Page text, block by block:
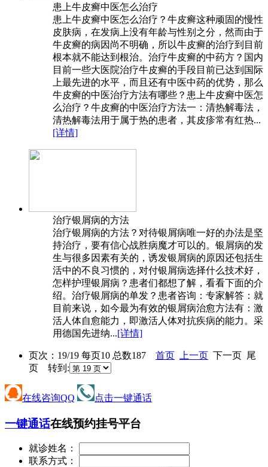
患上牛皮癣中医怎么治疗
患上牛皮癣中医怎么治疗？牛皮癣这种顽固的慢性
皮肤病，在发病上没有年龄与性别之分，然而由于
牛皮癣的病因尚不明确，所以牛皮癣的治疗到目前
根本就不能达到根治。治疗牛皮癣的中药方？国内
目前一些大医院治疗牛皮癣的手段目前已达到国际
上最先进的水平，而且还有中医中药的优势，那么
牛皮癣的中医治疗方法有哪些？患上牛皮癣中医怎
么治疗？牛皮癣的中医治疗方法一：清热解毒法，
清热解毒法用于属于热的患者，其皮疹常有红热...
[详情]
治疗银屑病的方法
治疗银屑病的方法？对待银屑病唯一好的办法是坚
持治疗，要有信心战胜病魔才可以的。银屑病的发
生与很多因素有关的，诱发银屑病的原因还包括生
活中的不良习惯的，对付银屑病选择什么技术好，
怎样护理银屑病？患者们都想了解，看看下面的介
绍。治疗银屑病的单发？患者咨询：专家解答：就
目前来说，如今最为有效的银屑病治愈方法有：激
活人体自愈能力，即激活人体对抗疾病的能力。采
用德国先进纳...[详情]
页次：19/19 每页10 总数187 首页 上一页 下一页 尾
页 转到:
在线咨询QQ 点击一键通话
一键通话在线预约挂号平台
就诊姓名：
联系方式：